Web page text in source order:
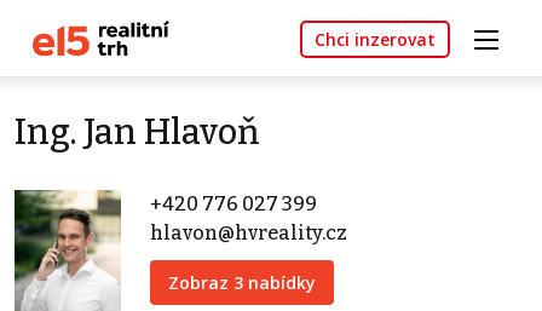
Chci inzerovat
Ing. Jan Hlavoň
+420 776 027 399
hlavon@hvreality.cz
Zobraz 3 nabídky